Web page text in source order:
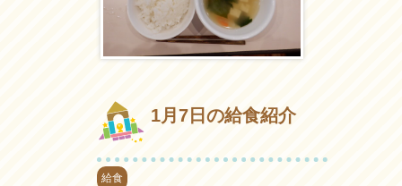
1月7日の給食紹介
給食